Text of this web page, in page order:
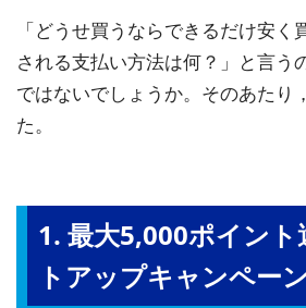
「どうせ買うならできるだけ安く
される支払い方法は何？」と言う
ではないでしょうか。そのあたり
た。
1. 最大5,000ポイン
トアップキャンペーン